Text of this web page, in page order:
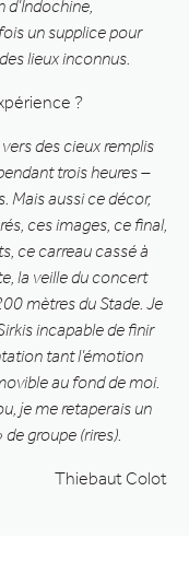
un supplice pour
lieux inconnus.
?
des cieux remplis
trois heures –
Mais aussi ce décor,
ces images, ce final,
ce carreau cassé à
la veille du concert
mètres du Stade. Je
incapable de finir
tant l’émotion
au fond de moi.
je me retaperais un
groupe (rires).
Thiebaut Colot